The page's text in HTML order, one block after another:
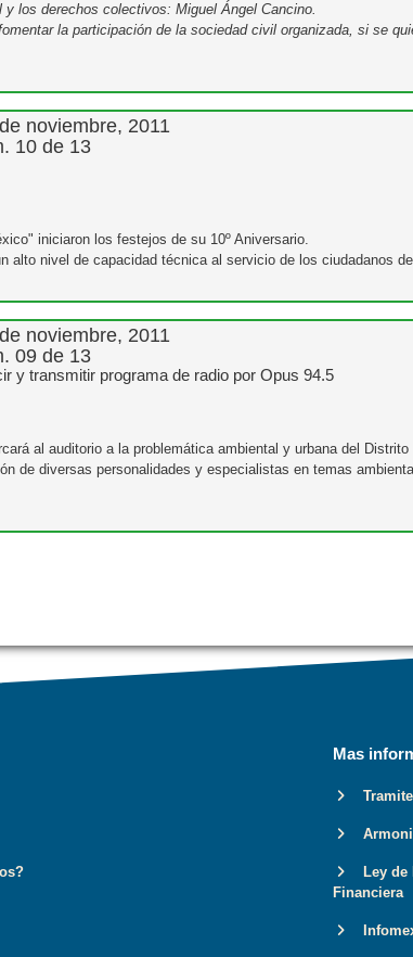
los derechos colectivos: Miguel Ángel Cancino.
la participación de la sociedad civil organizada, si se
noviembre, 2011
10 de 13
iniciaron los festejos de su 10º Aniversario.
nivel de capacidad técnica al servicio de los ciudadanos
noviembre, 2011
09 de 13
y transmitir programa de radio por Opus 94.5
al auditorio a la problemática ambiental y urbana del Distrito
de diversas personalidades y especialistas en temas
Mas
Ley de
Financiera